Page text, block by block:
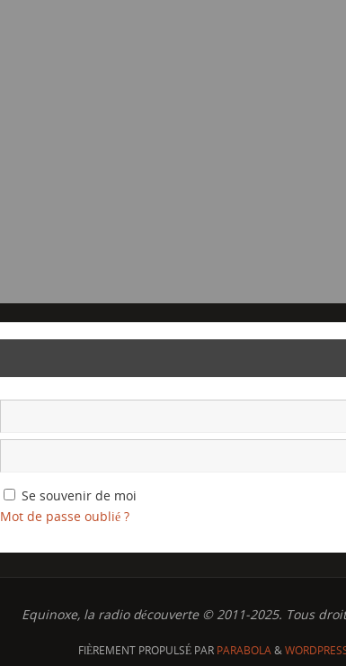
Se souvenir de moi
Mot de passe oublié ?
Equinoxe, la radio découverte © 2011-2025. Tous
FIÈREMENT PROPULSÉ PAR PARABOLA&